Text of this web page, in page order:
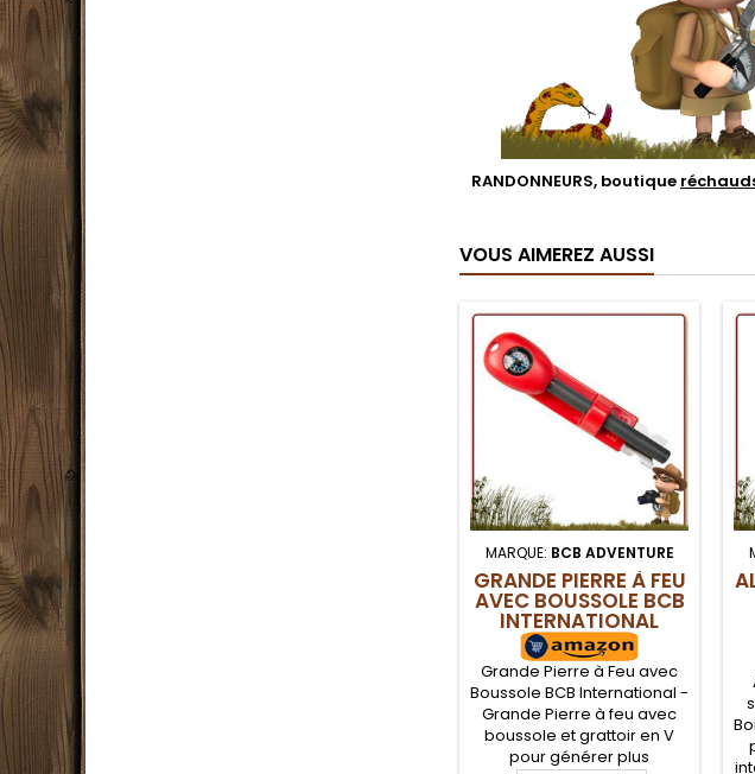
RANDONNEURS, boutique
VOUS AIMEREZ AUSSI
MARQUE: BCB ADVENTURE
GRANDE PIERRE À FEU
AVEC BOUSSOLE BCB
INTERNATIONAL
Grande Pierre à Feu avec
Boussole BCB International -
Grande Pierre à feu avec
boussole et grattoir en V
pour générer plus